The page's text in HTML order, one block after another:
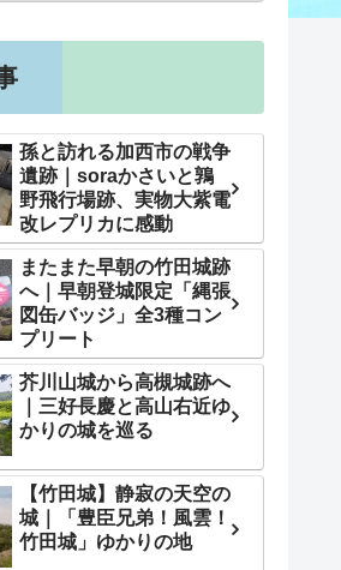
孫と訪れる加西市の戦争
遺跡｜soraかさいと鶉
野飛行場跡、実物大紫電
改レプリカに感動
またまた早朝の竹田城跡
へ｜早朝登城限定「縄張
図缶バッジ」全3種コン
プリート
芥川山城から高槻城跡へ
｜三好長慶と高山右近ゆ
かりの城を巡る
【竹田城】静寂の天空の
城｜「豊臣兄弟！風雲！
竹田城」ゆかりの地